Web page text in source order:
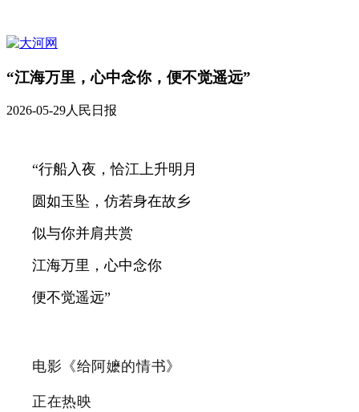
“江海万里，心中念你，便不觉遥远”
2026-05-29人民日报
“行船入夜，恰江上升明月
圆如玉坠，仿若身在故乡
似与你并肩共赏
江海万里，心中念你
便不觉遥远”
电影《给阿嬷的情书》
正在热映